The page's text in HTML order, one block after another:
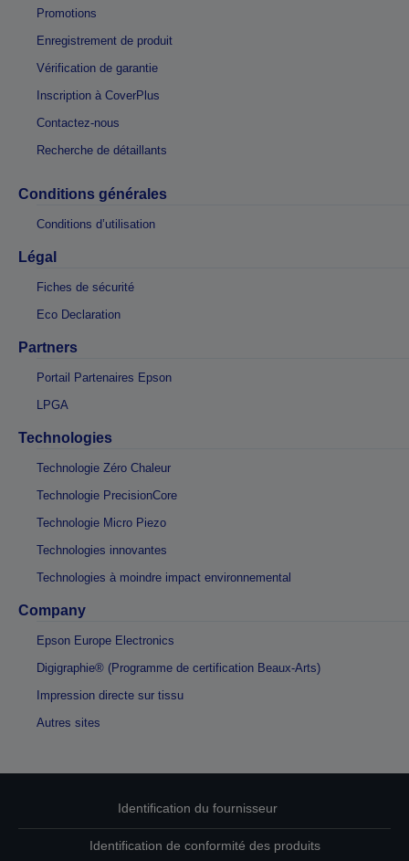
Promotions
Enregistrement de produit
Vérification de garantie
Inscription à CoverPlus
Contactez-nous
Recherche de détaillants
Conditions générales
Conditions d’utilisation
Légal
Fiches de sécurité
Eco Declaration
Partners
Portail Partenaires Epson
LPGA
Technologies
Technologie Zéro Chaleur
Technologie PrecisionCore
Technologie Micro Piezo
Technologies innovantes
Technologies à moindre impact environnemental
Company
Epson Europe Electronics
Digigraphie® (Programme de certification Beaux-Arts)
Impression directe sur tissu
Autres sites
Identification du fournisseur
Identification de conformité des produits